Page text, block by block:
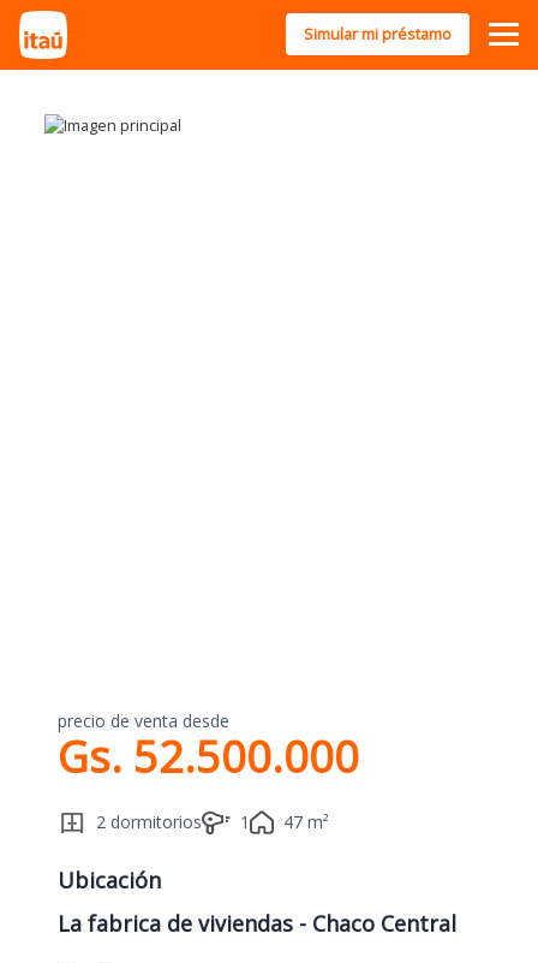
Simular mi préstamo
precio de venta desde
Gs. 52.500.000
2 dormitorios 1 47 m²
Ubicación
La fabrica de viviendas - Chaco Central